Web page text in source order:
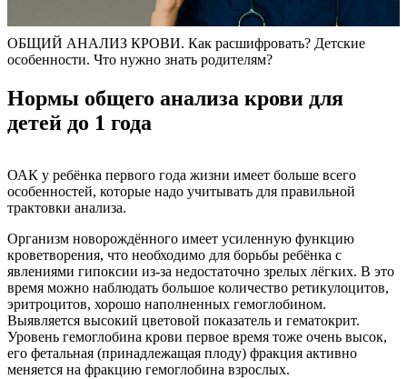
ОБЩИЙ АНАЛИЗ КРОВИ. Как расшифровать? Детские
особенности. Что нужно знать родителям?
Нормы общего анализа крови для
детей до 1 года
ОАК у ребёнка первого года жизни имеет больше всего
особенностей, которые надо учитывать для правильной
трактовки анализа.
Организм новорождённого имеет усиленную функцию
кроветворения, что необходимо для борьбы ребёнка с
явлениями гипоксии из-за недостаточно зрелых лёгких. В это
время можно наблюдать большое количество ретикулоцитов,
эритроцитов, хорошо наполненных гемоглобином.
Выявляется высокий цветовой показатель и гематокрит.
Уровень гемоглобина крови первое время тоже очень высок,
его фетальная (принадлежащая плоду) фракция активно
меняется на фракцию гемоглобина взрослых.